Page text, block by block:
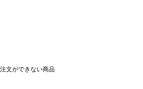
文ができない商品